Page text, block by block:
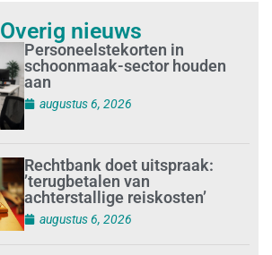
Overig nieuws
Personeelstekorten in
schoonmaak-sector houden
aan
augustus 6, 2026
Rechtbank doet uitspraak:
’terugbetalen van
achterstallige reiskosten’
augustus 6, 2026